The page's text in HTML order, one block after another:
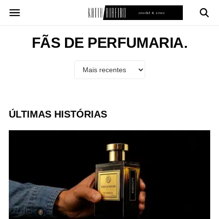
para
FÃS DE PERFUMARIA.
ÚLTIMAS HISTÓRIAS